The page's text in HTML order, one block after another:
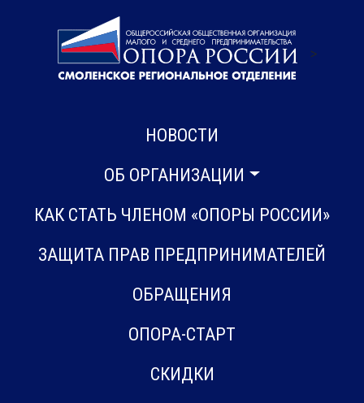
>
НОВОСТИ
ОБ ОРГАНИЗАЦИИ
КАК СТАТЬ ЧЛЕНОМ «ОПОРЫ РОССИИ»
ЗАЩИТА ПРАВ ПРЕДПРИНИМАТЕЛЕЙ
ОБРАЩЕНИЯ
ОПОРА-СТАРТ
СКИДКИ